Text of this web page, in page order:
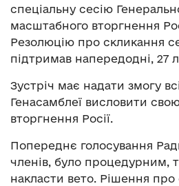
спеціальну сесію
масштабного вторгнення
Резолюцію про скликання
підтримав напередодні, 27
Зустріч має надати змогу
Генасамблеї висловити
вторгнення Росії.
Попереднє голосування
членів, було процедурним,
накласти вето. Рішення про